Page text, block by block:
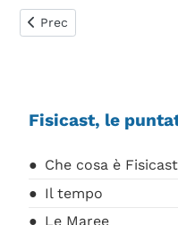
Articolo precedente:
Prec
Fisicast, le
Che cosa è Fisicast
Il tempo
Le Maree